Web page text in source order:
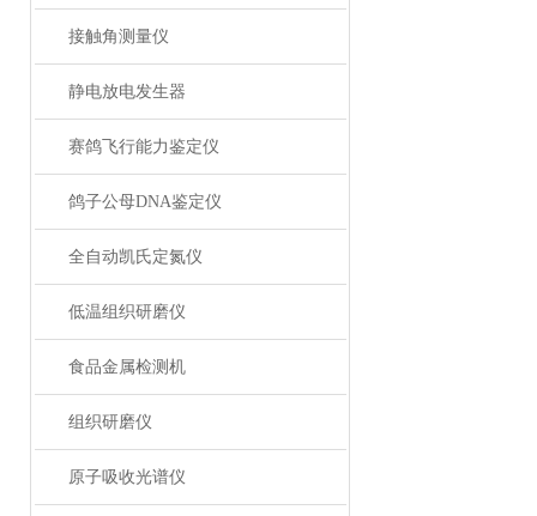
接触角测量仪
静电放电发生器
赛鸽飞行能力鉴定仪
鸽子公母DNA鉴定仪
全自动凯氏定氮仪
低温组织研磨仪
食品金属检测机
组织研磨仪
原子吸收光谱仪